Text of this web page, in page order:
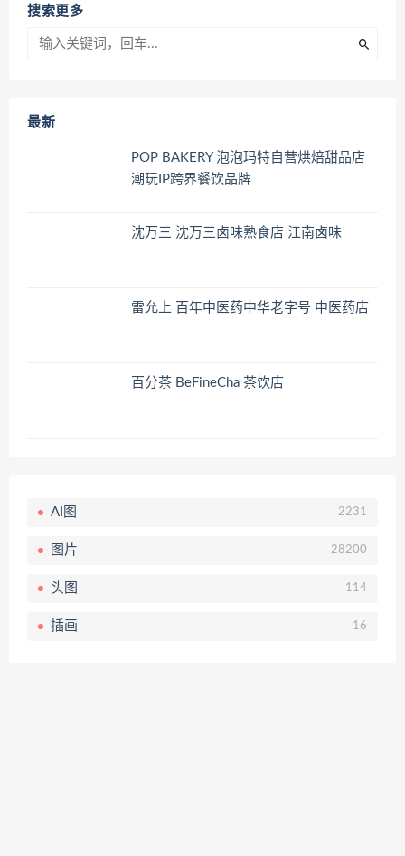
搜索更多
最新
POP BAKERY 泡泡玛特自营烘焙甜品店
潮玩IP跨界餐饮品牌
沈万三 沈万三卤味熟食店 江南卤味
雷允上 百年中医药中华老字号 中医药店
百分茶 BeFineCha 茶饮店
AI图 2231
图片 28200
头图 114
插画 16